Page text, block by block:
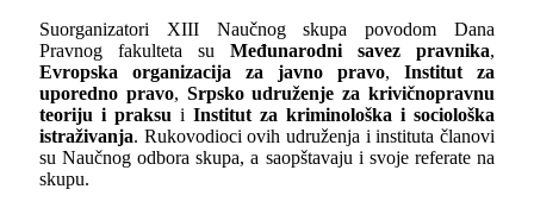
Suorganizatori XIII Naučnog skupa povodom Dana
Pravnog fakulteta su Međunarodni savez pravnika,
Evropska organizacija za javno pravo, Institut za
uporedno pravo, Srpsko udruženje za krivičnopravnu
teoriju i praksu i Institut za kriminološka i sociološka
istraživanja. Rukovodioci ovih udruženja i instituta članovi
su Naučnog odbora skupa, a saopštavaju i svoje referate na
skupu.